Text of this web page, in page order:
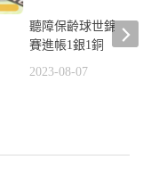
聽障保齡球世錦賽
賽進帳1銀1銅
2023-08-07